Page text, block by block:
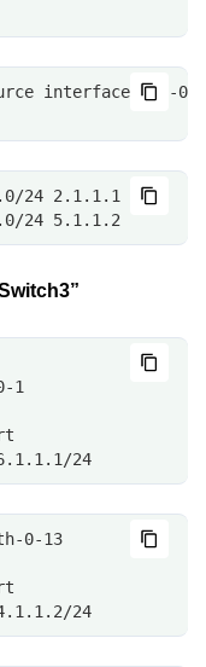
interface eth-0-
24 2.1.1.1
24 5.1.1.2
1
24
0-13
24